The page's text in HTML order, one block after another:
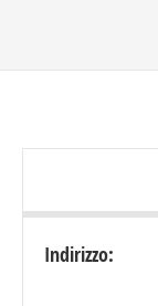
Indirizzo: